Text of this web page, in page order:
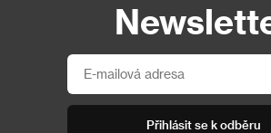
Přihlásit se k odběru